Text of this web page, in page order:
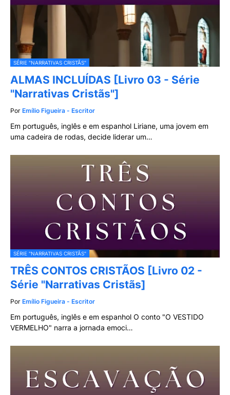
SÉRIE "NARRATIVAS CRISTÃS"
ALMAS INCLUÍDAS [Livro 03 - Série
"Narrativas Cristãs"]
Por Emílio Figueira - Escritor
Em português, inglês e em espanhol Liriane, uma jovem em
uma cadeira de rodas, decide liderar um…
SÉRIE "NARRATIVAS CRISTÃS"
TRÊS CONTOS CRISTÃOS [Livro 02 -
Série "Narrativas Cristãs]
Por Emílio Figueira - Escritor
Em português, inglês e em espanhol O conto "O VESTIDO
VERMELHO" narra a jornada emoci…